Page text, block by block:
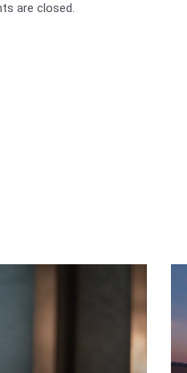
are closed.